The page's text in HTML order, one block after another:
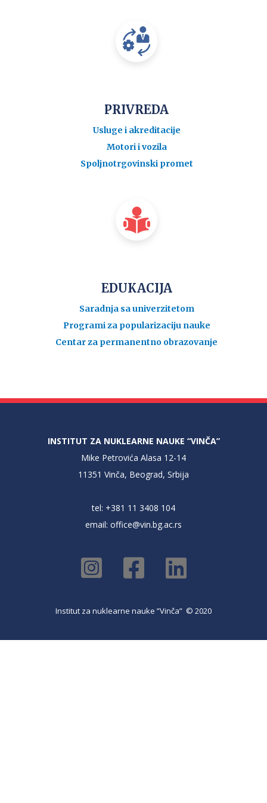
PRIVREDA
Usluge i akreditacije
Motori i vozila
Spoljnotrgovinski promet
EDUKACIJA
Saradnja sa univerzitetom
Programi za popularizaciju nauke
Centar za permanentno obrazovanje
INSTITUT ZA NUKLEARNE NAUKE “VINČA”
Mike Petrovića Alasa 12-14
11351 Vinča, Beograd, Srbija
tel: +381 11 3408 104
email: office@vin.bg.ac.rs
Institut za nuklearne nauke ”Vinča” © 2020